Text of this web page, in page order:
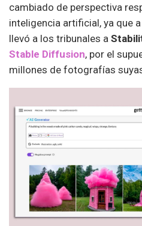
cambiado de perspectiva
inteligencia artificial, ya que
llevó a los tribunales a
Stable Diffusion, por el
millones de fotografías